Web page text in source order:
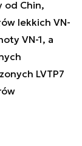
od Chin,
lekkich VN-
VN-1, a
LVTP7